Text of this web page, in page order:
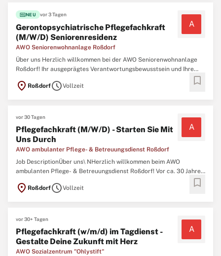
fiber_newNEU vor 3 Tagen
Gerontopsychiatrische Pflegefachkraft
(M/W/D) Seniorenresidenz
AWO Seniorenwohnanlage Roßdorf
A
Über uns Herzlich willkommen bei der AWO Seniorenwohnanlage
Roßdorf! Ihr ausgeprägtes Verantwortungsbewusstsein und Ihre
arbeiten gerne im Team und bringen Ihre Ideen und Erfahrungen
location_on RoßdorfscheduleVollzeit bookmark
vor 30 Tagen
Pflegefachkraft (M/W/D) - Starten Sie Mit
Uns Durch
AWO ambulanter Pflege- & Betreuungsdienst Roßdorf
A
Job DescriptionÜber uns\ NHerzlich willkommen beim AWO
ambulanten Pflege- & Betreuungsdienst Roßdorf! Vor ca. 30 Jahren
wurde unsere Einrichtung gegründet. Sie wird von einem kleinen
Park mit See umgeben. Dieser schöne Außenbereich lädt zum
location_on RoßdorfscheduleVollzeit bookmark
vor 30+ Tagen
Pflegefachkraft (w/m/d) im Tagdienst -
Gestalte Deine Zukunft mit Herz
AWO Sozialzentrum "Ohlystift"
A